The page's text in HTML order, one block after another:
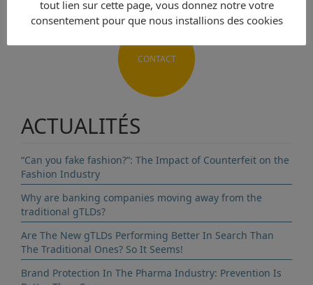
CONTACT
ACTUALITÉS
“Can you fake fashion?”: The Impact of Counterfeit on the
Fashion Industry
Why are banking companies moving away from the
traditional gTLDs?
Are The New gTLDs Performing Better In Search Than
The Traditional Ones? So It Seems!
Brand Protection In The Pharma Industry: Prevention Is
tout lien sur cette page, vous donnez notre votre
consentement pour que nous installions des cookies